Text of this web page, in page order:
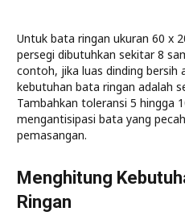
Untuk bata ringan ukuran 60 x
persegi dibutuhkan sekitar 8
contoh, jika luas dinding bersih
kebutuhan bata ringan adalah
Tambahkan toleransi 5 hingga
mengantisipasi bata yang
pemasangan.
Menghitung
Ringan